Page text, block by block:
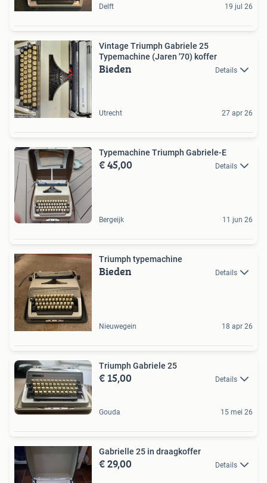
Delft 19 jul 26
Vintage Triumph Gabriele 25
Typemachine (Jaren '70) koffer
Bieden Details
Utrecht 27 apr 26
Typemachine Triumph Gabriele-E
€ 45,00 Details
Bergeijk 11 jun 26
Triumph typemachine
Bieden Details
Nieuwegein 18 apr 26
Triumph Gabriele 25
€ 15,00 Details
Gouda 15 mei 26
Gabrielle 25 in draagkoffer
€ 29,00 Details